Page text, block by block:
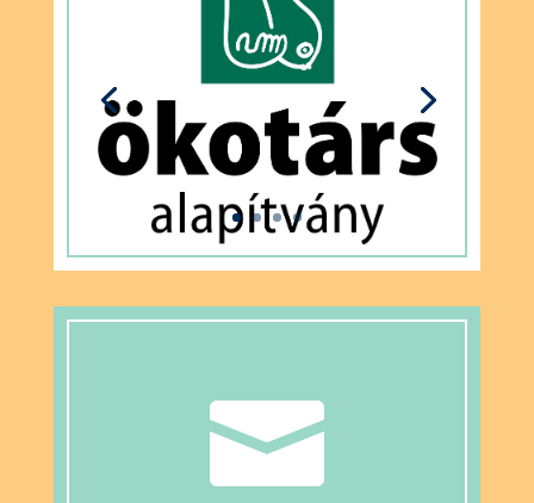
